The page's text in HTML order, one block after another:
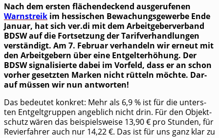
Nach dem ers­ten flä­chen­de­ckend aus­ge­ru­fe­nen
Warn­streik im hes­si­schen Bewa­chungs­ge­wer­be Ende
Janu­ar, hat sich ver.di mit dem Arbeit­ge­ber­ver­band
BDSW auf die Fort­set­zung der Tarif­ver­hand­lun­gen
ver­stän­digt. Am 7. Febru­ar ver­han­deln wir erneut mit
den Arbeit­ge­bern über eine Ent­gelt­er­hö­hung. Der
BDSW signa­li­sier­te dabei im Vor­feld, dass er an schon
vor­her gesetz­ten Mar­ken nicht rüt­teln möch­te. Dar­
auf müs­sen wir nun antworten!
Das bedeu­tet kon­kret: Mehr als 6,9 % ist für die unters­
ten Ent­gelt­grup­pen angeb­lich nicht drin. Für den Objekt­
schutz wären das bei­spiels­wei­se 13,90 € pro Stun­den, für
Revier­fah­rer auch nur 14,22 €. Das ist für uns ganz klar zu